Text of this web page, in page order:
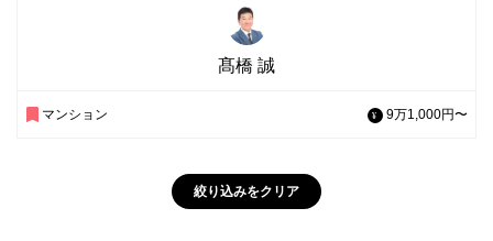
髙橋 誠
マンション 9万1,000円〜
絞り込みをクリア